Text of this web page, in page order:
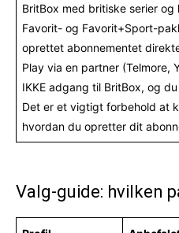
BritBox med britiske serier
Favorit- og Favorit+Sport-
oprettet abonnementet
Play via en partner (Telmore,
IKKE adgang til BritBox, og
Det er et vigtigt forbehold at
hvordan du opretter dit
Valg-guide: hvilken